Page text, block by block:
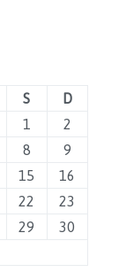
S
D
1
2
8
9
15
16
22
23
29
30